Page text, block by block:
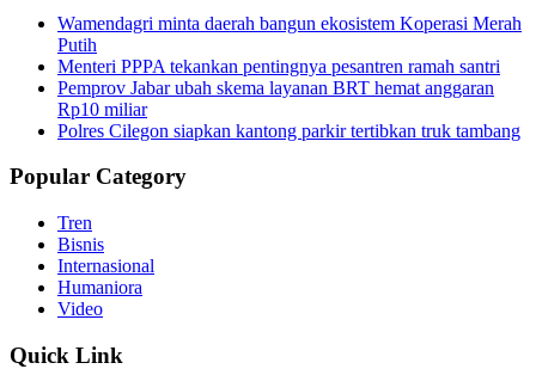
Wamendagri minta daerah bangun ekosistem Koperasi Merah
Putih
Menteri PPPA tekankan pentingnya pesantren ramah santri
Pemprov Jabar ubah skema layanan BRT hemat anggaran
Rp10 miliar
Polres Cilegon siapkan kantong parkir tertibkan truk tambang
Popular Category
Tren
Bisnis
Internasional
Humaniora
Video
Quick Link